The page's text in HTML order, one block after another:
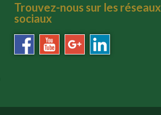
Trouvez-nous sur les réseaux
sociaux